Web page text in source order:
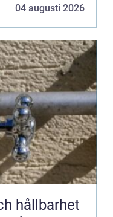
04 augusti 2026
hållbarhet